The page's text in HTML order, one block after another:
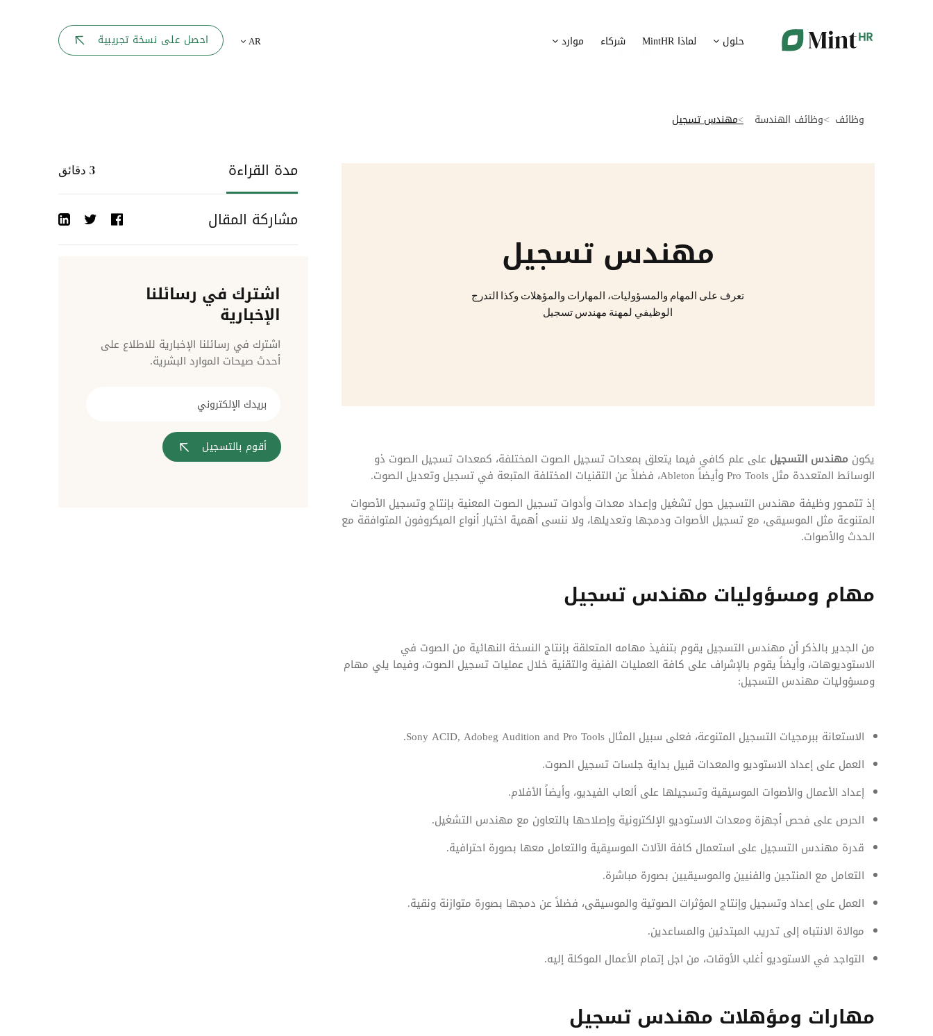
حلول لماذا MintHR شركاء موارد AR احصل على نسخة تجريبية
وظائف وظائف الهندسة مهندس تسجيل
مهندس تسجيل
تعرف على المهام والمسؤوليات، المهارات والمؤهلات وكذا التدرج
الوظيفي لمهنة مهندس تسجيل
يكون مهندس التسجيل على علم كافي فيما يتعلق بمعدات تسجيل الصوت المختلفة، كمعدات تسجيل الصوت ذو
الوسائط المتعددة مثل Pro Tools وأيضاً Ableton، فضلاً عن التقنيات المختلفة المتبعة في تسجيل وتعديل الصوت.
إذ تتمحور وظيفة مهندس التسجيل حول تشغيل وإعداد معدات وأدوات تسجيل الصوت المعنية بإنتاج وتسجيل الأصوات
المتنوعة مثل الموسيقى، مع تسجيل الأصوات ودمجها وتعديلها، ولا ننسى أهمية اختيار أنواع الميكروفون المتوافقة مع
الحدث والأصوات.
مهام ومسؤوليات مهندس تسجيل
من الجدير بالذكر أن مهندس التسجيل يقوم بتنفيذ مهامه المتعلقة بإنتاج النسخة النهائية من الصوت في
الاستوديوهات، وأيضاً يقوم بالإشراف على كافة العمليات الفنية والتقنية خلال عمليات تسجيل الصوت، وفيما يلي مهام
ومسؤوليات مهندس التسجيل:
الاستعانة ببرمجيات التسجيل المتنوعة، فعلى سبيل المثال Sony ACID, Adobeg Audition and Pro Tools.
العمل على إعداد الاستوديو والمعدات قبيل بداية جلسات تسجيل الصوت.
إعداد الأعمال والأصوات الموسيقية وتسجيلها على ألعاب الفيديو، وأيضاً الأفلام.
الحرص على فحص أجهزة ومعدات الاستوديو الإلكترونية وإصلاحها بالتعاون مع مهندس التشغيل.
قدرة مهندس التسجيل على استعمال كافة الآلات الموسيقية والتعامل معها بصورة احترافية.
التعامل مع المنتجين والفنيين والموسيقيين بصورة مباشرة.
العمل على إعداد وتسجيل وإنتاج المؤثرات الصوتية والموسيقى، فضلاً عن دمجها بصورة متوازنة ونقية.
موالاة الانتباه إلى تدريب المبتدئين والمساعدين.
التواجد في الاستوديو أغلب الأوقات، من اجل إتمام الأعمال الموكلة إليه.
مهارات ومؤهلات مهندس تسجيل
مدة القراءة 3 دقائق
مشاركة المقال
اشترك في رسائلنا
الإخبارية
اشترك في رسائلنا الإخبارية للاطلاع على
أحدث صيحات الموارد البشرية.
أقوم بالتسجيل
بيانات الموارد البشرية ممركزة في بوابة واحدة قم برقمنة عملية التوظيف الخاصة بك
قم بإدارة الوثائق الإدارية بشكل أوتوماتيكي ضمان متابعة أفضل لمسارات تدريب موظفيك تحويل طلبات تدخلات تكنولوجيا المعلومات إلى
قم بتتبع طلبات استرداد تكاليف الرعاية
مراقبة الدخول